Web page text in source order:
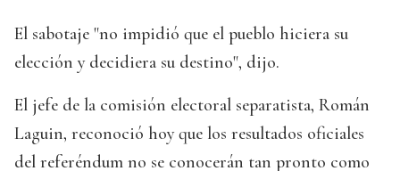
El sabotaje "no impidió que el pueblo hiciera su
elección y decidiera su destino", dijo.
El jefe de la comisión electoral separatista, Román
Laguin, reconoció hoy que los resultados oficiales
del referéndum no se conocerán tan pronto como